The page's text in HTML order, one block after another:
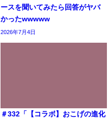
ースを聞いてみたら回答がヤバ
かったwwwww
2026年7月4日
＃332「【コラボ】おこげの進化